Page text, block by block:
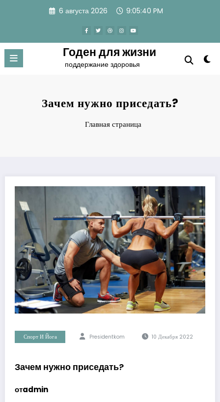
6 августа 2026 9:05:41 PM
Годен для жизни
поддержание здоровья
Зачем нужно приседать?
Главная страница
Спорт И Йога Presidentkom 10 Декабря 2022
Зачем нужно приседать?
отadmin